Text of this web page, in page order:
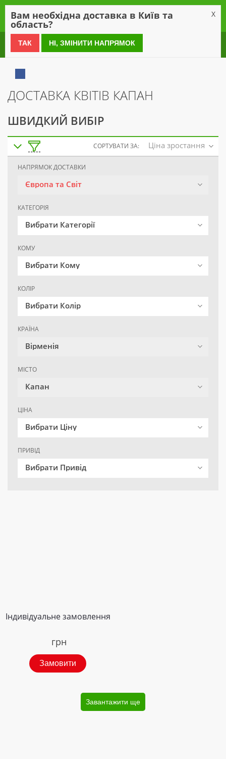
0 800 21 54 55
ДОСТАВКА КВІТІВ КАПАН
ШВИДКИЙ ВИБІР
СОРТУВАТИ ЗА: Ціна зростання
НАПРЯМОК ДОСТАВКИ
Європа та Світ
КАТЕГОРІЯ
Вибрати Категорії
КОМУ
Вибрати Кому
КОЛІР
Вибрати Колір
КРАЇНА
Вірменія
МІСТО
Капан
ЦІНА
Вибрати Ціну
ПРИВІД
Вибрати Привід
Індивідуальне замовлення
грн
Замовити
Завантажити ще
Вам необхідна доставка в Київ та
область?
X
ТАК НІ, ЗМІНИТИ НАПРЯМОК